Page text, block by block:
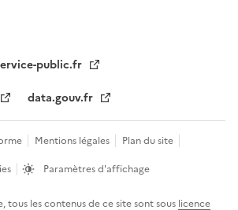
public.fr
data.gouv.fr
Mentions légales
Plan du site
Paramètres d'affichage
tous les contenus de ce site sont sous licence